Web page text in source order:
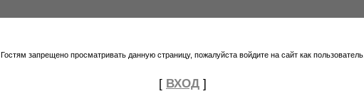
Гостям запрещено просматривать данную страницу, пожалуйста войдите на сайт как пользователь.
[ ВХОД ]